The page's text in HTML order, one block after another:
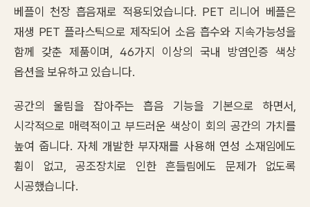
베플이 천장 흡음재로 적용되었습니다. PET 리니어 베플은
재생 PET 플라스틱으로 제작되어 소음 흡수와 지속가능성을
함께 갖춘 제품이며, 46가지 이상의 국내 방염인증 색상
옵션을 보유하고 있습니다.
공간의 울림을 잡아주는 흡음 기능을 기본으로 하면서,
시각적으로 매력적이고 부드러운 색상이 회의 공간의 가치를
높여 줍니다. 자체 개발한 부자재를 사용해 연성 소재임에도
휨이 없고, 공조장치로 인한 흔들림에도 문제가 없도록
시공했습니다.